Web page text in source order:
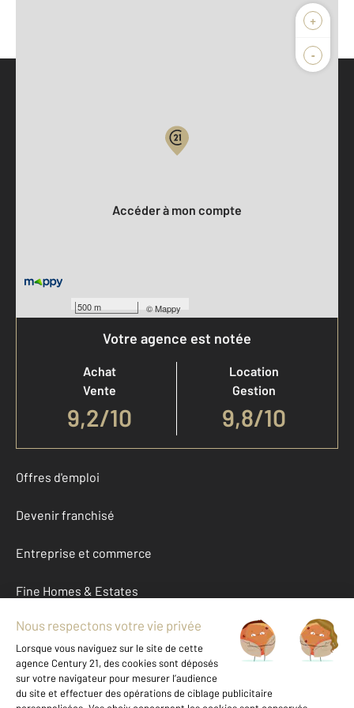
+
-
500 m ©Mappy
Accéder à mon compte
Votre agence est notée
Achat
Vente
9,2/10
Location
Gestion
9,8/10
Offres d'emploi
Devenir franchisé
Entreprise et commerce
Fine Homes & Estates
À propos
International
Nous contacter